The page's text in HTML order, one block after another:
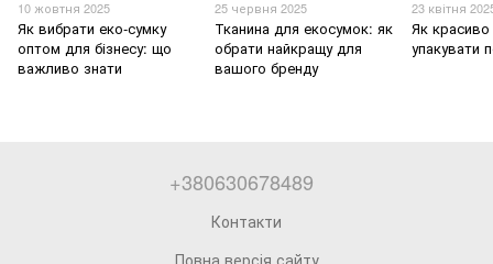
10 жовтня 2025
Як вибрати еко-сумку
оптом для бізнесу: що
важливо знати
25 червня 2025
Тканина для екосумок: як
обрати найкращу для
вашого бренду
23 квітня
Як красиво
упакувати
+380630678489
Контакти
Повна версія сайту